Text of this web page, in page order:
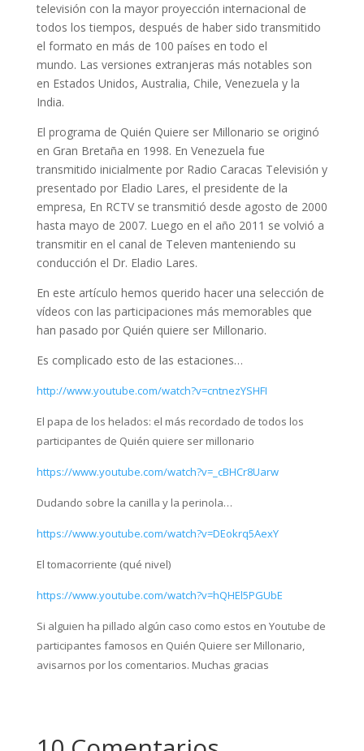
televisión con la mayor proyección internacional de
todos los tiempos, después de haber sido transmitido
el formato en más de 100 países en todo el
mundo. Las versiones extranjeras más notables son
en Estados Unidos, Australia, Chile, Venezuela y la
India.
El programa de Quién Quiere ser Millonario se originó
en Gran Bretaña en 1998. En Venezuela fue
transmitido inicialmente por Radio Caracas Televisión y
presentado por Eladio Lares, el presidente de la
empresa, En RCTV se transmitió desde agosto de 2000
hasta mayo de 2007. Luego en el año 2011 se volvió a
transmitir en el canal de Televen manteniendo su
conducción el Dr. Eladio Lares.
En este artículo hemos querido hacer una selección de
vídeos con las participaciones más memorables que
han pasado por Quién quiere ser Millonario.
Es complicado esto de las estaciones…
http://www.youtube.com/watch?v=cntnezYSHFI
El papa de los helados: el más recordado de todos los
participantes de Quién quiere ser millonario
https://www.youtube.com/watch?v=_cBHCr8Uarw
Dudando sobre la canilla y la perinola…
https://www.youtube.com/watch?v=DEokrq5AexY
El tomacorriente (qué nivel)
https://www.youtube.com/watch?v=hQHEl5PGUbE
Si alguien ha pillado algún caso como estos en Youtube de
participantes famosos en Quién Quiere ser Millonario,
avisarnos por los comentarios. Muchas gracias